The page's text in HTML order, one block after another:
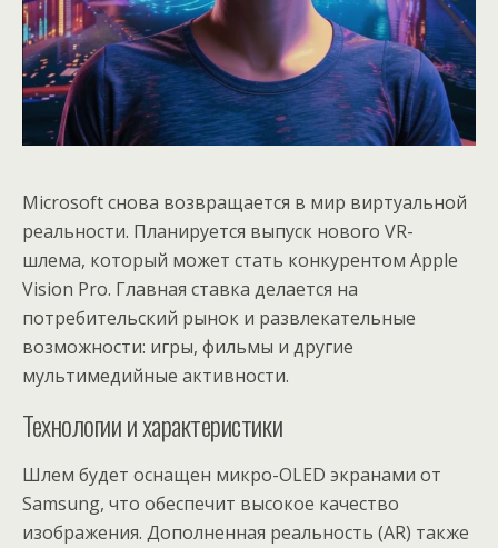
Microsoft снова возвращается в мир виртуальной
реальности. Планируется выпуск нового VR-
шлема, который может стать конкурентом Apple
Vision Pro. Главная ставка делается на
потребительский рынок и развлекательные
возможности: игры, фильмы и другие
мультимедийные активности.
Технологии и характеристики
Шлем будет оснащен микро-OLED экранами от
Samsung, что обеспечит высокое качество
изображения. Дополненная реальность (AR) также